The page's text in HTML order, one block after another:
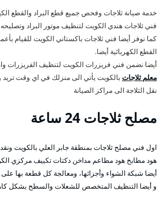
خدمة صيانة ثلاجات وفحص جميع قطع البراد والقطع
فني ثلاجات هندي الكويت لتنظيف موتور البراد وتصليحه
كما نوفر أيضا فني ثلاجات باكستاني الكويت للقيام
القطع الكهربائية أيضا.
أيضا نضمن فني فريزرات الكويت لتنظيف الفريزرات
معلم ثلاجاتبالكويت يأتي الى منزلك في اي وقت
نقل الثلاجة الى مراكز الصيانة
مصلح ثلاجات 24 ساعة
اول فني مصلح ثلاجات بمنطقة جابر العلي بالكويت
هود مطابخ هود مطاعم مداخن دكتات تكييف مركزي
أيضا شبكة الشواء وأجزائها، ومعالجة كل قطعة بها
و أيضا التنظيف المتخصص للشعلات والسطح بشكل